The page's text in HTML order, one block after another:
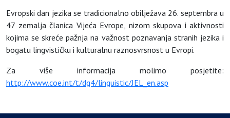
Evropski dan jezika se tradicionalno obilježava 26. septembra u
47 zemalja članica Vijeća Evrope, nizom skupova i aktivnosti
kojima se skreće pažnja na važnost poznavanja stranih jezika i
bogatu lingvističku i kulturalnu raznosvrsnost u Evropi.
Za više informacija molimo posjetite:
http://www.coe.int/t/dg4/linguistic/JEL_en.asp